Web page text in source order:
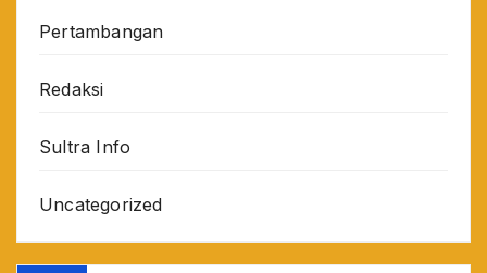
Pertambangan
Redaksi
Sultra Info
Uncategorized